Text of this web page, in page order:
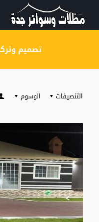
تصميم
التنصيفات الوسوم